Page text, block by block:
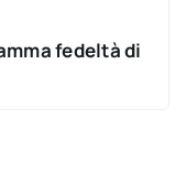
fedeltà di